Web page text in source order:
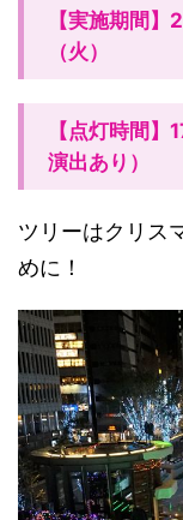
【実施期間
（火）
【点灯時間
演出あり）
ツリーはクリス
めに！